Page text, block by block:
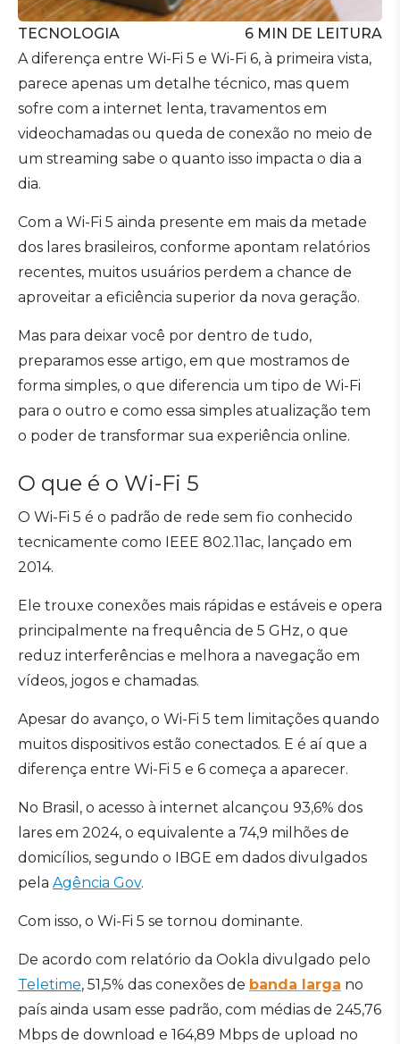
TECNOLOGIA 6 MIN DE LEITURA
A diferença entre Wi-Fi 5 e Wi-Fi 6, à primeira vista,
parece apenas um detalhe técnico, mas quem
sofre com a internet lenta, travamentos em
videochamadas ou queda de conexão no meio de
um streaming sabe o quanto isso impacta o dia a
dia.
Com a Wi-Fi 5 ainda presente em mais da metade
dos lares brasileiros, conforme apontam relatórios
recentes, muitos usuários perdem a chance de
aproveitar a eficiência superior da nova geração.
Mas para deixar você por dentro de tudo,
preparamos esse artigo, em que mostramos de
forma simples, o que diferencia um tipo de Wi-Fi
para o outro e como essa simples atualização tem
o poder de transformar sua experiência online.
O que é o Wi-Fi 5
O Wi-Fi 5 é o padrão de rede sem fio conhecido
tecnicamente como IEEE 802.11ac, lançado em
2014.
Ele trouxe conexões mais rápidas e estáveis e opera
principalmente na frequência de 5 GHz, o que
reduz interferências e melhora a navegação em
vídeos, jogos e chamadas.
Apesar do avanço, o Wi-Fi 5 tem limitações quando
muitos dispositivos estão conectados. E é aí que a
diferença entre Wi-Fi 5 e 6 começa a aparecer.
No Brasil, o acesso à internet alcançou 93,6% dos
lares em 2024, o equivalente a 74,9 milhões de
domicílios, segundo o IBGE em dados divulgados
pela Agência Gov.
Com isso, o Wi-Fi 5 se tornou dominante.
De acordo com relatório da Ookla divulgado pelo
Teletime, 51,5% das conexões de banda larga no
país ainda usam esse padrão, com médias de 245,76
Mbps de download e 164,89 Mbps de upload no